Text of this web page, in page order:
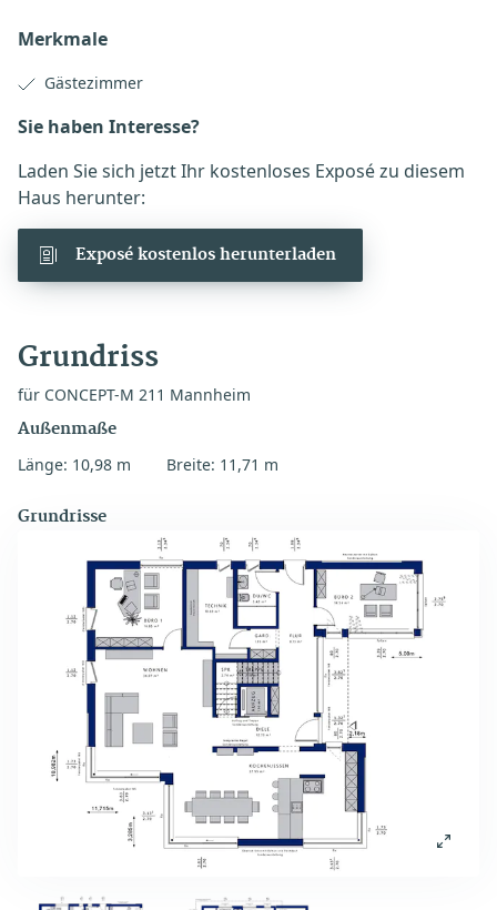
Merkmale
Gästezimmer
Sie haben Interesse?
Laden Sie sich jetzt Ihr kostenloses Exposé zu diesem
Haus herunter:
Exposé kostenlos herunterladen
Grundriss
für CONCEPT-M 211 Mannheim
Außenmaße
Länge: 10,98 m Breite: 11,71 m
Grundrisse